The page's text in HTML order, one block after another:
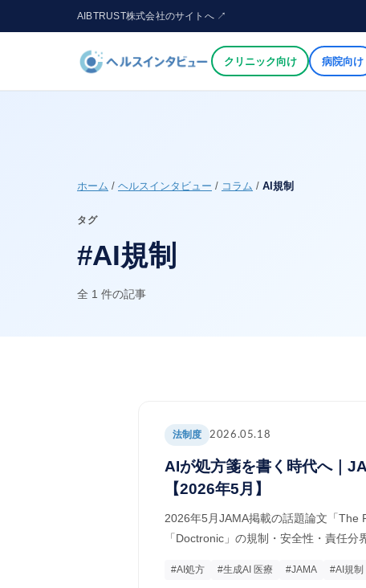
AIBTRUST株式会社のサイトへ ↗
クリニック向け 病院向け
ホーム / ヘルスインタビュー / コラム / AI規制
タグ
#AI規制
全 1 件の記事
法制度 2026.05.18
AIが処方箋を書く時代へ｜
【2026年5月】
2026年5月JAMA掲載の話題論文「The
「Doctronic」の規制・安全性・責任
#AI処方 #生成AI 医療 #JAMA #AI規制